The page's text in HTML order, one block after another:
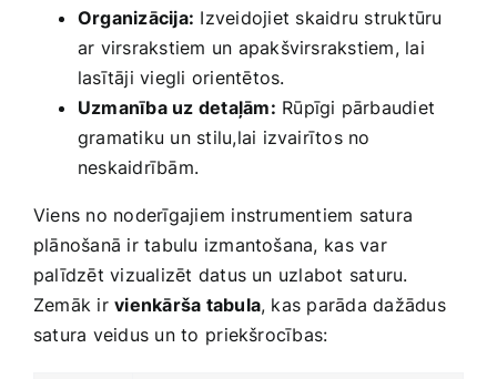
Organizācija: Izveidojiet ⁣skaidru struktūru
ar virsrakstiem un apakšvirsrakstiem, lai
lasītāji viegli orientētos.
Uzmanība uz detaļām: Rūpīgi pārbaudiet
gramatiku un stilu,lai izvairītos no
neskaidrībām.
Viens no noderīgajiem instrumentiem satura
‍plānošanā ir tabulu ‌izmantošana, ⁤kas ​var
palīdzēt vizualizēt ‌datus un uzlabot saturu.
Zemāk ‌irvienkārša tabula, kas parāda dažādus
satura veidus un to⁢ priekšrocības: